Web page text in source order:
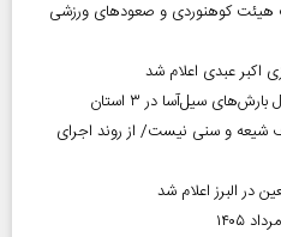
هیئت کوهنوردی و صعودهای ورزشی
اکبر عبدی اعلام شد
شیعه و سنی نیست/ از روند اجرای
در البرز اعلام شد